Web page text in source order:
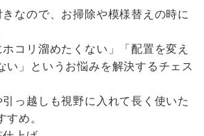
なので、お掃除や模様替えの時に
コリ溜めたくない」「配置を変え
い」というお悩みを解決するチェス
っ越しも視野に入れて長く使いた
すめ。